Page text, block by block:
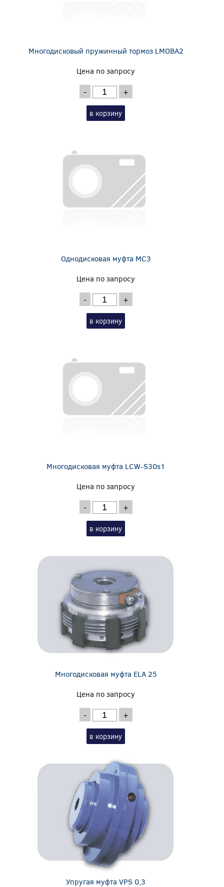
Многодисковый пружинный тормоз LMOBA2
Цена по запросу
- +
в корзину
Однодисковая муфта MC3
Цена по запросу
- +
в корзину
Многодисковая муфта LCW-S30s1
Цена по запросу
- +
в корзину
Многодисковая муфта ELA 25
Цена по запросу
- +
в корзину
Упругая муфта VPS 0,3